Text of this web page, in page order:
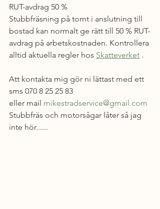
RUT-avdrag 50 %
Stubbfräsning på tomt i anslutning till
bostad kan normalt ge rätt till 50 % RUT-
avdrag på arbetskostnaden. Kontrollera
alltid aktuella regler hos Skatteverket .
Att kontakta mig gör ni lättast med ett
sms 070 8 25 25 83
eller mail mikestradservice@gmail.com
Stubbfräs och motorsågar låter så jag
inte hör......